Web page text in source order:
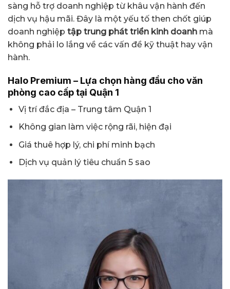
sàng hỗ trợ doanh nghiệp từ khâu vận hành đến
dịch vụ hậu mãi. Đây là một yếu tố then chốt giúp
doanh nghiệp tập trung phát triển kinh doanh mà
không phải lo lắng về các vấn đề kỹ thuật hay vận
hành.
Halo Premium – Lựa chọn hàng đầu cho văn
phòng cao cấp tại Quận 1
Vị trí đắc địa – Trung tâm Quận 1
Không gian làm việc rộng rãi, hiện đại
Giá thuê hợp lý, chi phí minh bạch
Dịch vụ quản lý tiêu chuẩn 5 sao